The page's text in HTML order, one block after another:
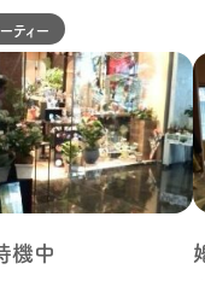
ティー
機中